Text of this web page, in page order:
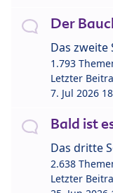
Der
Das zweite
1.793
Letzter
7. Jul 2026
Bald ist
Das dritte
2.638
Letzter